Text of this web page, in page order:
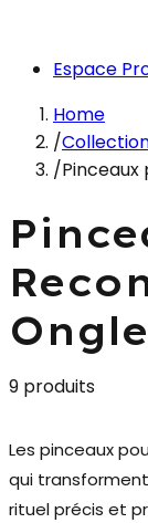
Espace
Home
/
/
9 produits
Les pinceaux
qui
rituel précis et